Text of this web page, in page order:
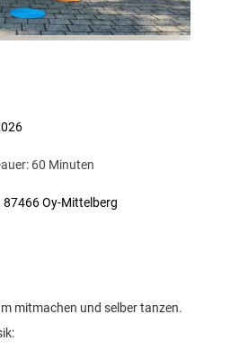
60 Minuten
87466 Oy-Mittelberg
mitmachen und selber tanzen.